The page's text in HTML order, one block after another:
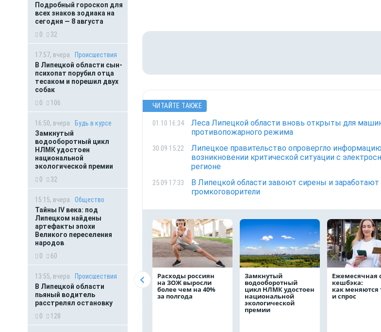
Подробный гороскоп для
всех знаков зодиака на
сегодня — 8 августа
0
32
17:57, вчера
Происшествия
В Липецкой области сын-
психопат порубил отца
тесаком и порешил двух
собак
0
106
16:50, вчера
Будь в курсе
Замкнутый
водооборотный цикл
НЛМК удостоен
национальной
экологической премии
0
32
15:15, вчера
Общество
Тайны IV века: под
Липецком найдены
артефакты эпохи
Великого переселения
народов
0
60
13:55, вчера
Происшествия
В Липецкой области
пьяный водитель
расстрелял остановку
0
128
ЧИТАЙТЕ ТАКЖЕ
01.10 16:34
Леса Липецкой области вновь открыты для
противопожарного режима
30.09 15:22
Липецкое правительство опровергло
возникновении критической ситуации с
регионе
25.09 17:33
В Липецкой области завоют сирены и заработают
громкоговорители
Расходы россиян
на ЗОЖ выросли
более чем на 40%
за полгода
Замкнутый
водооборотный
цикл НЛМК удостоен
национальной
экологической
премии
Ежемесячная
кешбэка:
как меняются
и спрос